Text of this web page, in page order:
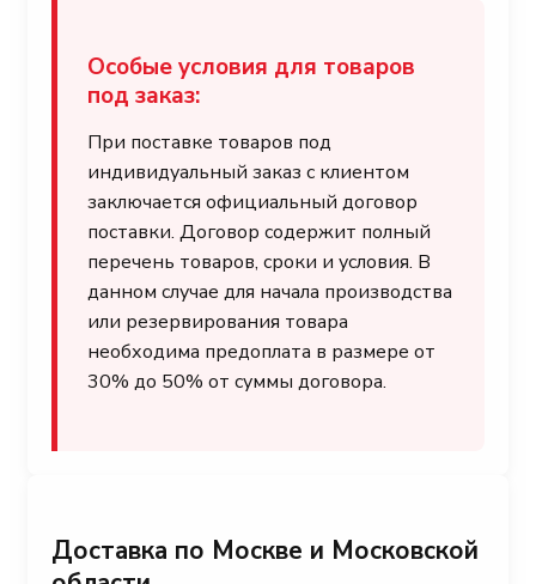
Особые условия для товаров
под заказ:
При поставке товаров под
индивидуальный заказ с клиентом
заключается официальный договор
поставки. Договор содержит полный
перечень товаров, сроки и условия. В
данном случае для начала производства
или резервирования товара
необходима предоплата в размере от
30% до 50% от суммы договора.
Доставка по Москве и Московской